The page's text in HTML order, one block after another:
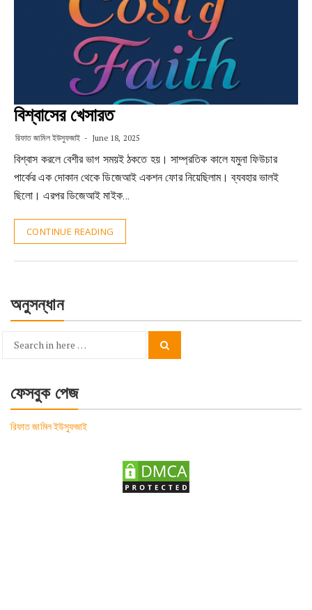
বিশ্বাসের খেসারত
রিফাত জামিল ইউসুফজাই June 18, 2025
বিশ্বাস করলে বেশীর ভাগ সময়ই ঠকতে হয়। সাম্প্রতিক কালে যমুনা ফিউচার
পার্কের এক দোকান থেকে ডিজেআই একশন ফোর নিয়েছিলাম। ব্যবহার ভালই
ছিলো। এরপর ডিজেআই মাইক…
CONTINUE READING
অনুসন্ধান
Search
ফেসবুক পেজ
রিফাত জামিল ইউসুফজাই